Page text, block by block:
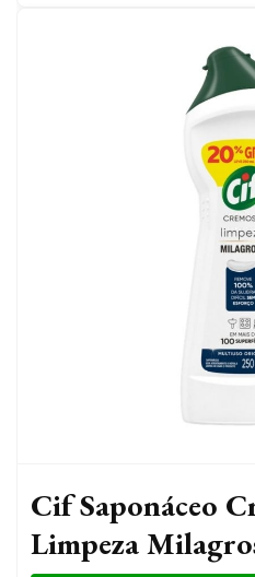
Cif Saponáceo
Limpeza